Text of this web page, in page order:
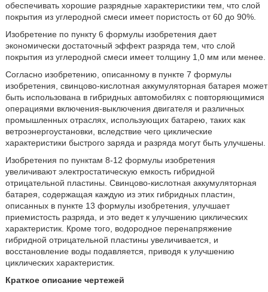
обеспечивать хорошие разрядные характеристики тем, что слой
покрытия из углеродной смеси имеет пористость от 60 до 90%.
Изобретение по пункту 6 формулы изобретения дает
экономически достаточный эффект разряда тем, что слой
покрытия из углеродной смеси имеет толщину 1,0 мм или менее.
Согласно изобретению, описанному в пункте 7 формулы
изобретения, свинцово-кислотная аккумуляторная батарея может
быть использована в гибридных автомобилях с повторяющимися
операциями включения-выключения двигателя и различных
промышленных отраслях, использующих батарею, таких как
ветроэнергоустановки, вследствие чего циклические
характеристики быстрого заряда и разряда могут быть улучшены.
Изобретения по пунктам 8-12 формулы изобретения
увеличивают электростатическую емкость гибридной
отрицательной пластины. Свинцово-кислотная аккумуляторная
батарея, содержащая каждую из этих гибридных пластин,
описанных в пункте 13 формулы изобретения, улучшает
приемистость разряда, и это ведет к улучшению циклических
характеристик. Кроме того, водородное перенапряжение
гибридной отрицательной пластины увеличивается, и
восстановление воды подавляется, приводя к улучшению
циклических характеристик.
Краткое описание чертежей